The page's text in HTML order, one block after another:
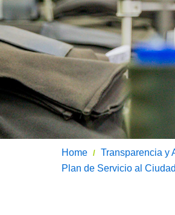
Home / Transparencia y
Plan de Servicio al